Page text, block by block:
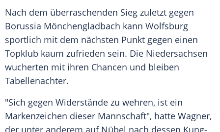
Nach dem überraschenden Sieg zuletzt gegen
Borussia Mönchengladbach kann Wolfsburg
sportlich mit dem nächsten Punkt gegen einen
Topklub kaum zufrieden sein. Die Niedersachsen
wucherten mit ihren Chancen und bleiben
Tabellenachter.
"Sich gegen Widerstände zu wehren, ist ein
Markenzeichen dieser Mannschaft", hatte Wagner,